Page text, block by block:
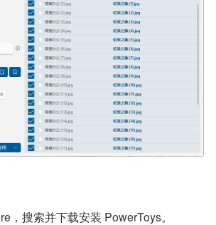
，搜索并下载安装 PowerToys。